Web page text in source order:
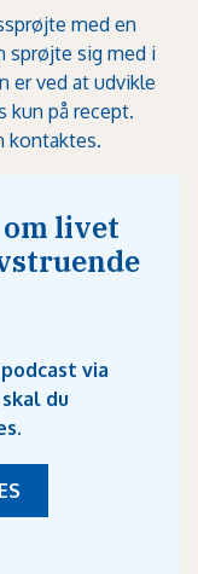
med en
sprøjte sig med i
er ved at udvikle
kun på recept.
kontaktes.
livet
via
du
.